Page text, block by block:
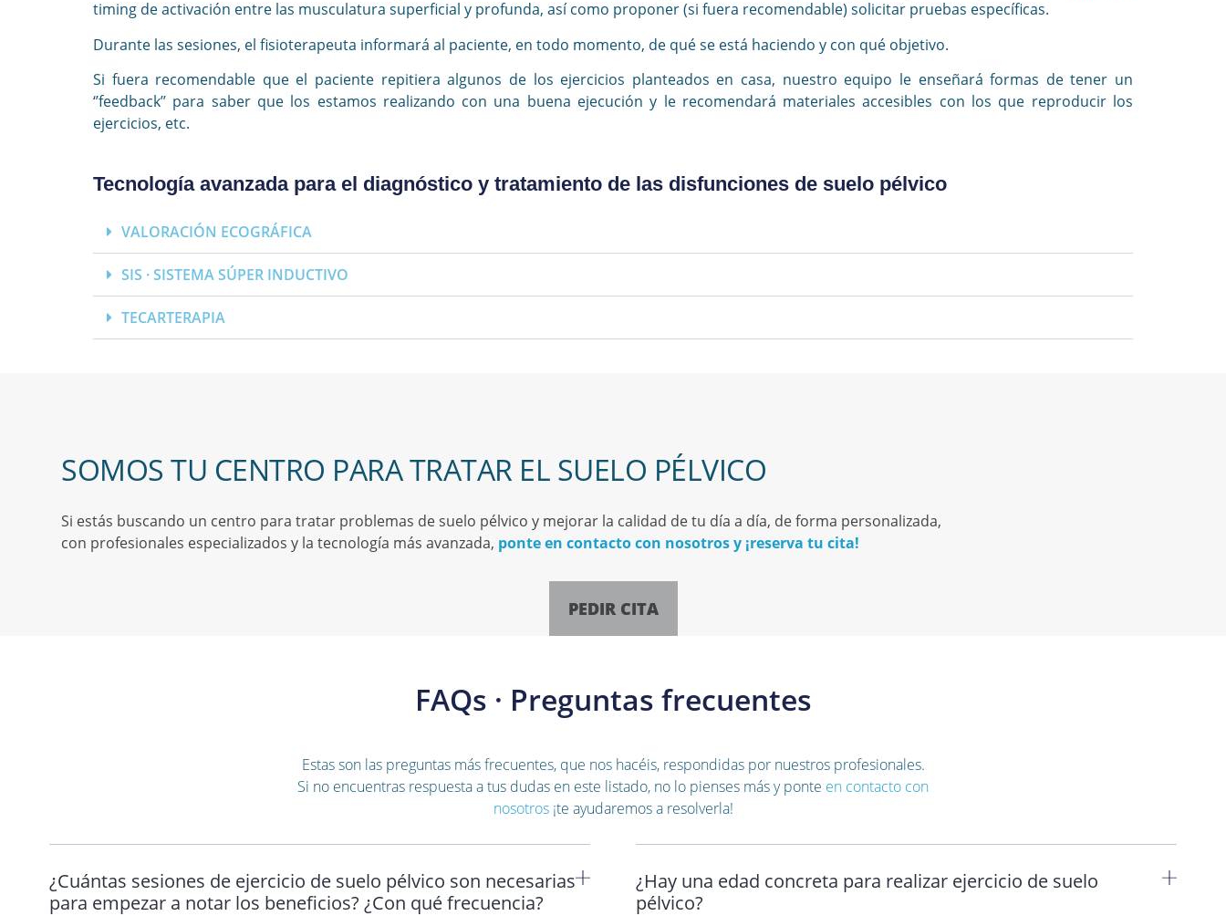
timing de activación entre las musculatura superficial y profunda, así como proponer (si fuera recomendable) solicitar pruebas específicas.
Durante las sesiones, el fisioterapeuta informará al paciente, en todo momento, de qué se está haciendo y con qué objetivo.
Si fuera recomendable que el paciente repitiera algunos de los ejercicios planteados en casa, nuestro equipo le enseñará formas de tener un
‘’feedback’’ para saber que los estamos realizando con una buena ejecución y le recomendará materiales accesibles con los que reproducir los
ejercicios, etc.
Tecnología avanzada para el diagnóstico y tratamiento de las disfunciones de suelo pélvico
VALORACIÓN ECOGRÁFICA
SIS · SISTEMA SÚPER INDUCTIVO
TECARTERAPIA
SOMOS TU CENTRO PARA TRATAR EL SUELO PÉLVICO
Si estás buscando un centro para tratar problemas de suelo pélvico y mejorar la calidad de tu día a día, de forma personalizada,
con profesionales especializados y la tecnología más avanzada, ponte en contacto con nosotros y ¡reserva tu cita!
PEDIR CITA
FAQs · Preguntas frecuentes
Estas son las preguntas más frecuentes, que nos hacéis, respondidas por nuestros profesionales.
Si no encuentras respuesta a tus dudas en este listado, no lo pienses más y ponte en contacto con
nosotros¡te ayudaremos a resolverla!
¿Cuántas sesiones de ejercicio de suelo pélvico son necesarias
para empezar a notar los beneficios? ¿Con qué frecuencia?
¿Hay una edad concreta para realizar ejercicio de suelo
pélvico?